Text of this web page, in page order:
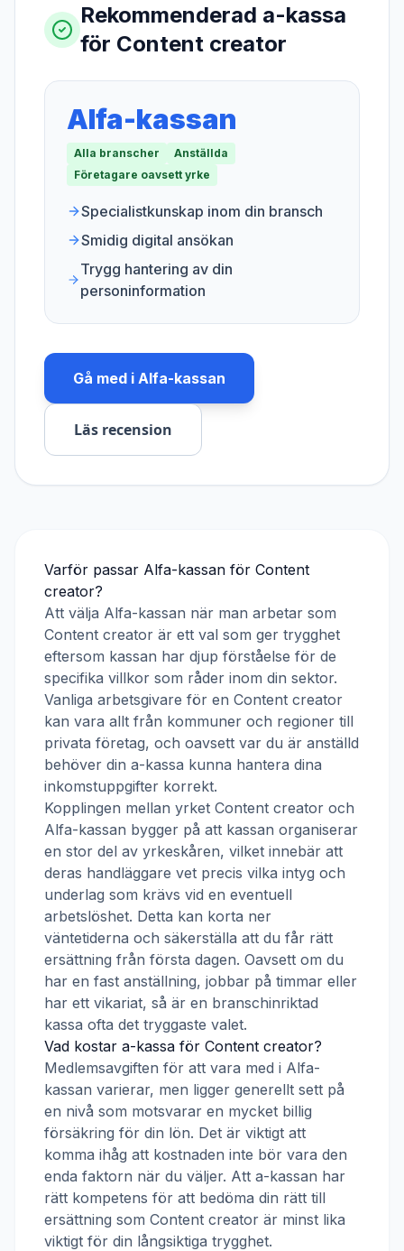
Rekommenderad a-kassa
för Content creator
Alfa-kassan
Alla branscher
Anställda
Företagare oavsett yrke
Specialistkunskap inom din bransch
Smidig digital ansökan
Trygg hantering av din
personinformation
Gå med i Alfa-kassan
Läs recension
Varför passar Alfa-kassan för Content
creator?
Att välja Alfa-kassan när man arbetar som
Content creator är ett val som ger trygghet
eftersom kassan har djup förståelse för de
specifika villkor som råder inom din sektor.
Vanliga arbetsgivare för en Content creator
kan vara allt från kommuner och regioner till
privata företag, och oavsett var du är anställd
behöver din a-kassa kunna hantera dina
inkomstuppgifter korrekt.
Kopplingen mellan yrket Content creator och
Alfa-kassan bygger på att kassan organiserar
en stor del av yrkeskåren, vilket innebär att
deras handläggare vet precis vilka intyg och
underlag som krävs vid en eventuell
arbetslöshet. Detta kan korta ner
väntetiderna och säkerställa att du får rätt
ersättning från första dagen. Oavsett om du
har en fast anställning, jobbar på timmar eller
har ett vikariat, så är en branschinriktad
kassa ofta det tryggaste valet.
Vad kostar a-kassa för Content creator?
Medlemsavgiften för att vara med i Alfa-
kassan varierar, men ligger generellt sett på
en nivå som motsvarar en mycket billig
försäkring för din lön. Det är viktigt att
komma ihåg att kostnaden inte bör vara den
enda faktorn när du väljer. Att a-kassan har
rätt kompetens för att bedöma din rätt till
ersättning som Content creator är minst lika
viktigt för din långsiktiga trygghet.